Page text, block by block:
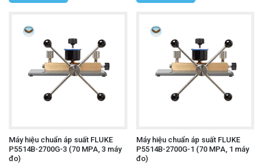
Máy hiệu chuẩn áp suất FLUKE
P5514B-2700G-3 (70 MPA, 3 máy
đo)
Máy hiệu chuẩn áp suất FLUKE
P5514B-2700G-1 (70 MPA, 1 máy
đo)